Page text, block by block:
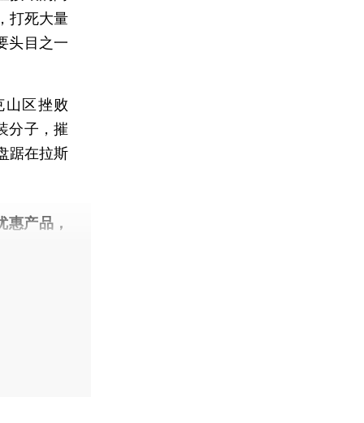
打死大量
头目之一
区挫败
分子，摧
踞在拉斯
产品，